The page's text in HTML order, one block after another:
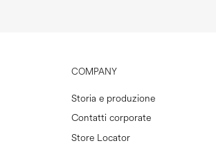
COMPANY
Storia e produzione
Contatti corporate
Store Locator